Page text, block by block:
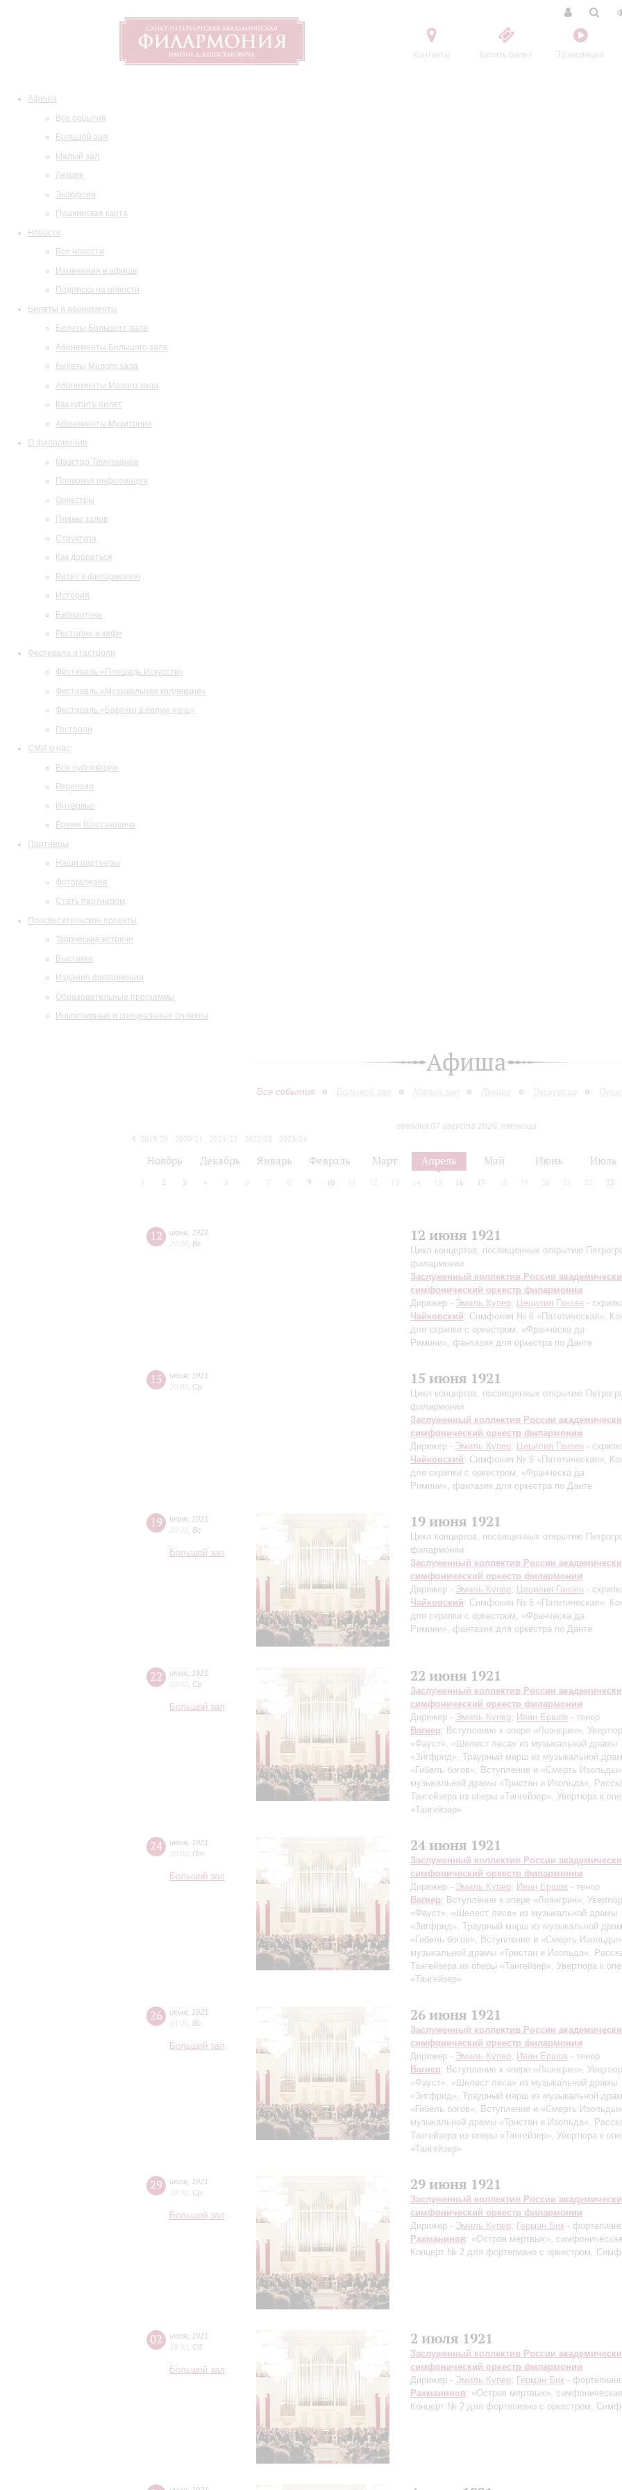
Контакты Купить билет Трансляции
Афиша
Все события
Большой зал
Малый зал
Лекции
Экскурсии
Пушкинская карта
Новости
Все новости
Изменения в афише
Подписка на новости
Билеты и абонементы
Билеты Большого зала
Абонементы Большого зала
Билеты Малого зала
Абонементы Малого зала
Как купить билет
Абонементы Музитория
О филармонии
Маэстро Темирканов
Правовая информация
Оркестры
Планы залов
Структура
Как добраться
Визит в филармонию
История
Библиотека
Ресторан и кафе
Фестивали и гастроли
Фестиваль «Площадь Искусств»
Фестиваль «Музыкальная коллекция»
Фестиваль «Барокко в белую ночь»
Гастроли
СМИ о нас
Все публикации
Рецензии
Интервью
Время Шостаковича
Партнеры
Наши партнеры
Фотогалерея
Стать партнером
Просветительские проекты
Творческие встречи
Выставки
Издания филармонии
Образовательные программы
Инклюзивные и специальные проекты
Афиша
Все события Большой зал Малый зал Лекции Экскурсии
сегодня 07 августа 2026, пятница
2019/20
2020/21 2021/22 2022/23
2023/24
Ноябрь Декабрь Январь Февраль Март Апрель Май Июнь Июль
2 3 4 5 6 7 8 9 10 12 13 14 15 16 17 18 19 20 21 22 23
12 июня
1921
20:00 Вс 12 июня 1921
Цикл концертов, посвященных открытию
филармонии
Заслуженный коллектив России
симфонический оркестр филармонии
Дирижер - Эмиль Купер; Цецилия Ганзен -
Чайковский: Симфония № 6 «Патетическая»,
для скрипки с оркестром, «Франческа да
Римини», фантазия для оркестра по Данте
15 июня
1921
20:00 Ср 15 июня 1921
Цикл концертов, посвященных открытию
филармонии
Заслуженный коллектив России
симфонический оркестр филармонии
Дирижер - Эмиль Купер; Цецилия Ганзен -
Чайковский: Симфония № 6 «Патетическая»,
для скрипки с оркестром, «Франческа да
Римини», фантазия для оркестра по Данте
19 июня
1921
20:00 Вс
Большой зал
19 июня 1921
Цикл концертов, посвященных открытию
филармонии
Заслуженный коллектив России
симфонический оркестр филармонии
Дирижер - Эмиль Купер; Цецилия Ганзен -
Чайковский: Симфония № 6 «Патетическая»,
для скрипки с оркестром, «Франческа да
Римини», фантазия для оркестра по Данте
22 июня
1921
20:00 Ср
Большой зал
22 июня 1921
Заслуженный коллектив России
симфонический оркестр филармонии
Дирижер - Эмиль Купер; Иван Ершов - тенор
Вагнер: Вступление к опере «Лоэнгрин»,
«Фауст», «Шелест леса» из музыкальной драмы
«Зигфрид», Траурный марш из музыкальной
«Гибель богов», Вступление и «Смерть
музыкальной драмы «Тристан и Изольда»,
Тангейзера из оперы «Тангейзер», Увертюра к
«Тангейзер»
24 июня
1921
20:00 Пт
Большой зал
24 июня 1921
Заслуженный коллектив России
симфонический оркестр филармонии
Дирижер - Эмиль Купер; Иван Ершов - тенор
Вагнер: Вступление к опере «Лоэнгрин»,
«Фауст», «Шелест леса» из музыкальной драмы
«Зигфрид», Траурный марш из музыкальной
«Гибель богов», Вступление и «Смерть
музыкальной драмы «Тристан и Изольда»,
Тангейзера из оперы «Тангейзер», Увертюра к
«Тангейзер»
26 июня
1921
14:00 Вс
Большой зал
26 июня 1921
Заслуженный коллектив России
симфонический оркестр филармонии
Дирижер - Эмиль Купер; Иван Ершов - тенор
Вагнер: Вступление к опере «Лоэнгрин»,
«Фауст», «Шелест леса» из музыкальной драмы
«Зигфрид», Траурный марш из музыкальной
«Гибель богов», Вступление и «Смерть
музыкальной драмы «Тристан и Изольда»,
Тангейзера из оперы «Тангейзер», Увертюра к
«Тангейзер»
29 июня
1921
19:30 Ср
Большой зал
29 июня 1921
Заслуженный коллектив России
симфонический оркестр филармонии
Дирижер - Эмиль Купер; Герман Бик -
Рахманинов: «Остров мертвых»,
Концерт № 2 для фортепиано с оркестром,
02 июля
1921
19:30 Сб
Большой зал
2 июля 1921
Заслуженный коллектив России
симфонический оркестр филармонии
Дирижер - Эмиль Купер; Герман Бик -
Рахманинов: «Остров мертвых»,
Концерт № 2 для фортепиано с оркестром,